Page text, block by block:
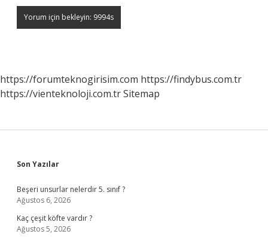
https://forumteknogirisim.com https://findybus.com.tr
https://vienteknoloji.com.trSitemap
Sidebar
Son Yazılar
Beşeri unsurlar nelerdir 5. sınıf ?
Ağustos 6, 2026
Kaç çeşit köfte vardır ?
Ağustos 5, 2026